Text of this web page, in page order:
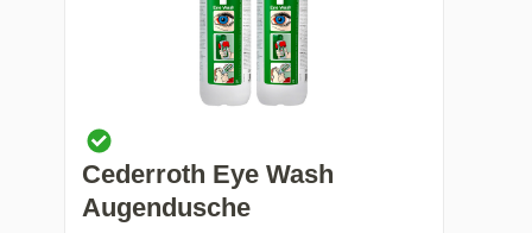
Cederroth Eye Wash
Augendusche